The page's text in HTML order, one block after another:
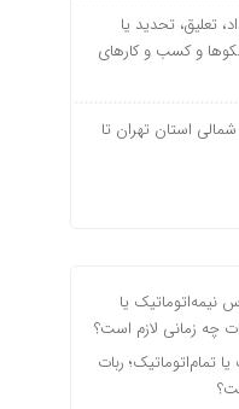
تعلیق، تحدید یا
و کسب و کارهای
شمالی استان تهران تا
نیمه‌اتوماتیک یا
چه زمانی لازم است؟
تمام‌اتوماتیک؛ ربات